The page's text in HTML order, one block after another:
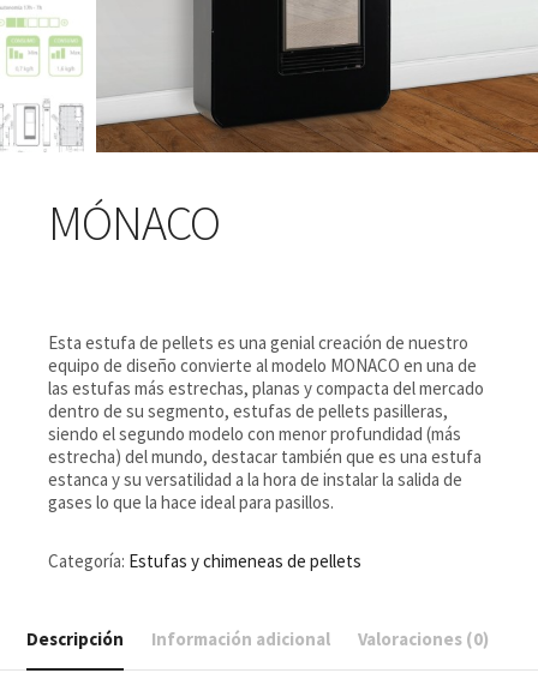
MÓNACO
Esta estufa de pellets es una genial creación de nuestro
equipo de diseño convierte al modelo MONACO en una de
las estufas más estrechas, planas y compacta del mercado
dentro de su segmento, estufas de pellets pasilleras,
siendo el segundo modelo con menor profundidad (más
estrecha) del mundo, destacar también que es una estufa
estanca y su versatilidad a la hora de instalar la salida de
gases lo que la hace ideal para pasillos.
Categoría: Estufas y chimeneas de pellets
Descripción Información adicional Valoraciones (0)